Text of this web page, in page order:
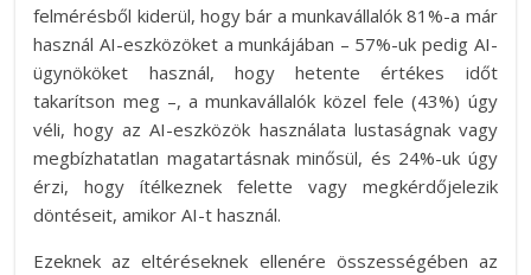
felmérésből kiderül, hogy bár a munkavállalók 81%-a már
használ AI-eszközöket a munkájában – 57%-uk pedig AI-
ügynököket használ, hogy hetente értékes időt
takarítson meg –, a munkavállalók közel fele (43%) úgy
véli, hogy az AI-eszközök használata lustaságnak vagy
megbízhatatlan magatartásnak minősül, és 24%-uk úgy
érzi, hogy ítélkeznek felette vagy megkérdőjelezik
döntéseit, amikor AI-t használ.
Ezeknek az eltéréseknek ellenére összességében az